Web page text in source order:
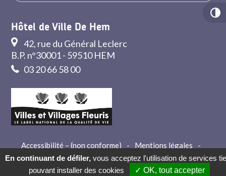
Hôtel de Ville De Hem
42, rue du Général Leclerc
B.P. n°30001 - 59510 HEM
03 20 66 58 00
Accessibilité – (non conforme) - Mentions légales
-
Crédits
- Contact
En continuant de défiler, vous acceptez l'utilisation de services
pouvant installer des cookies
✓ OK, tout accepter